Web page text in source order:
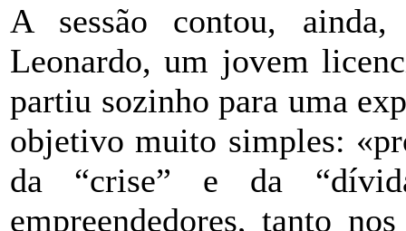
A sessão contou,
Leonardo, um jovem
partiu sozinho para uma
objetivo muito simples:
da “crise” e da
empreendedores, tanto